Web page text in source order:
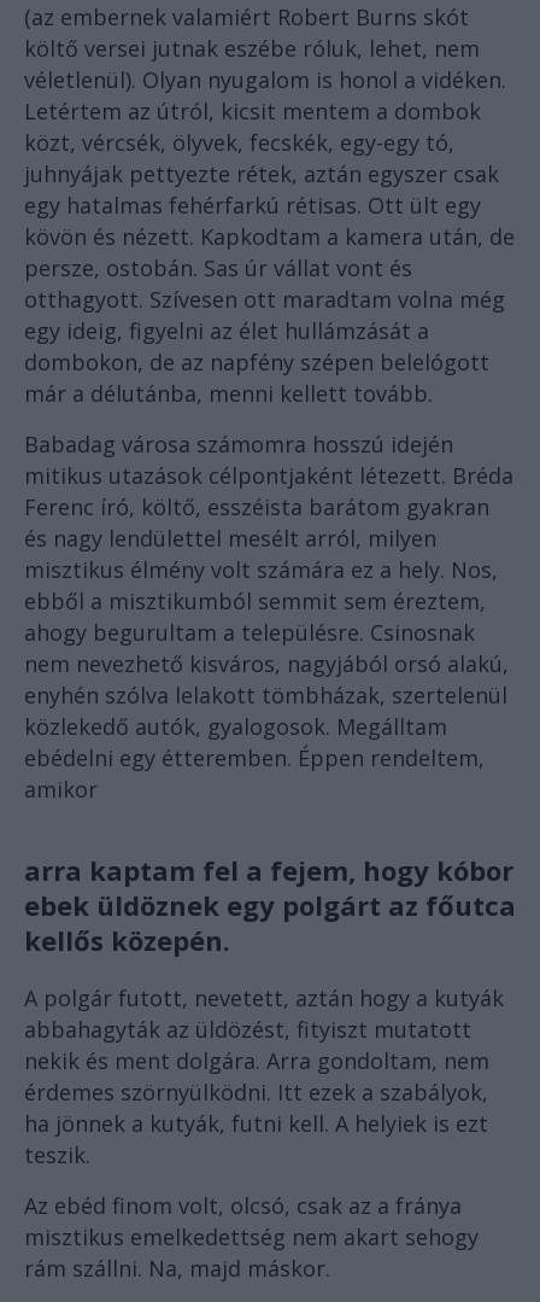
(az embernek valamiért Robert Burns skót
költő versei jutnak eszébe róluk, lehet, nem
véletlenül). Olyan nyugalom is honol a vidéken.
Letértem az útról, kicsit mentem a dombok
közt, vércsék, ölyvek, fecskék, egy-egy tó,
juhnyájak pettyezte rétek, aztán egyszer csak
egy hatalmas fehérfarkú rétisas. Ott ült egy
kövön és nézett. Kapkodtam a kamera után, de
persze, ostobán. Sas úr vállat vont és
otthagyott. Szívesen ott maradtam volna még
egy ideig, figyelni az élet hullámzását a
dombokon, de az napfény szépen belelógott
már a délutánba, menni kellett tovább.
Babadag városa számomra hosszú idején
mitikus utazások célpontjaként létezett. Bréda
Ferenc író, költő, esszéista barátom gyakran
és nagy lendülettel mesélt arról, milyen
misztikus élmény volt számára ez a hely. Nos,
ebből a misztikumból semmit sem éreztem,
ahogy begurultam a településre. Csinosnak
nem nevezhető kisváros, nagyjából orsó alakú,
enyhén szólva lelakott tömbházak, szertelenül
közlekedő autók, gyalogosok. Megálltam
ebédelni egy étteremben. Éppen rendeltem,
amikor
arra kaptam fel a fejem, hogy kóbor
ebek üldöznek egy polgárt az főutca
kellős közepén.
A polgár futott, nevetett, aztán hogy a kutyák
abbahagyták az üldözést, fityiszt mutatott
nekik és ment dolgára. Arra gondoltam, nem
érdemes szörnyülködni. Itt ezek a szabályok,
ha jönnek a kutyák, futni kell. A helyiek is ezt
teszik.
Az ebéd finom volt, olcsó, csak az a fránya
misztikus emelkedettség nem akart sehogy
rám szállni. Na, majd máskor.